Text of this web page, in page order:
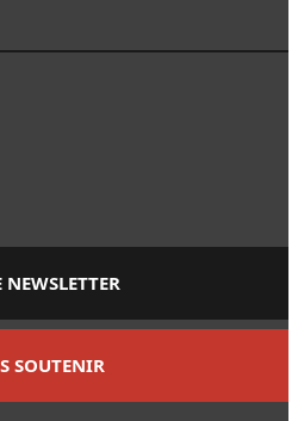
NEWSLETTER
SOUTENIR